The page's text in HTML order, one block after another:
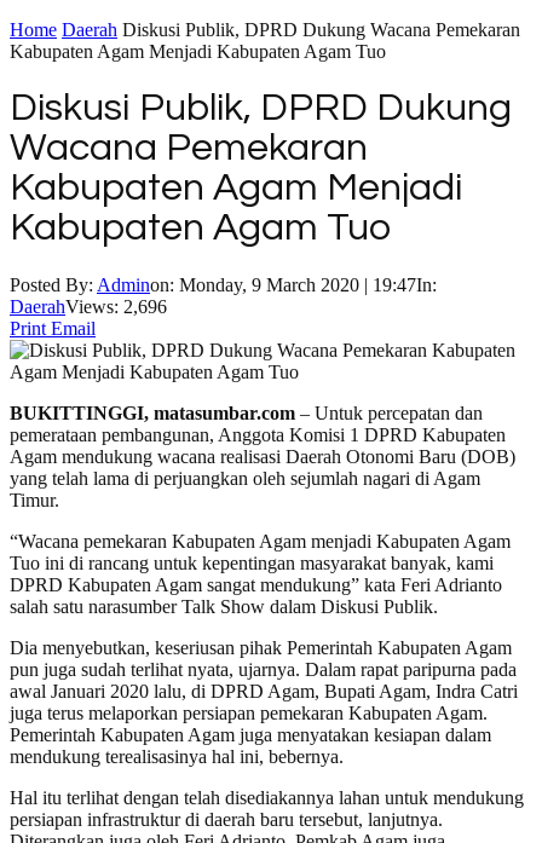
Home Daerah Diskusi Publik, DPRD Dukung Wacana Pemekaran
Kabupaten Agam Menjadi Kabupaten Agam Tuo
Diskusi Publik, DPRD Dukung
Wacana Pemekaran
Kabupaten Agam Menjadi
Kabupaten Agam Tuo
Posted By: Adminon: Monday, 9 March 2020 | 19:47In:
DaerahViews: 2,696
Print Email
BUKITTINGGI, matasumbar.com – Untuk percepatan dan
pemerataan pembangunan, Anggota Komisi 1 DPRD Kabupaten
Agam mendukung wacana realisasi Daerah Otonomi Baru (DOB)
yang telah lama di perjuangkan oleh sejumlah nagari di Agam
Timur.
“Wacana pemekaran Kabupaten Agam menjadi Kabupaten Agam
Tuo ini di rancang untuk kepentingan masyarakat banyak, kami
DPRD Kabupaten Agam sangat mendukung” kata Feri Adrianto
salah satu narasumber Talk Show dalam Diskusi Publik.
Dia menyebutkan, keseriusan pihak Pemerintah Kabupaten Agam
pun juga sudah terlihat nyata, ujarnya. Dalam rapat paripurna pada
awal Januari 2020 lalu, di DPRD Agam, Bupati Agam, Indra Catri
juga terus melaporkan persiapan pemekaran Kabupaten Agam.
Pemerintah Kabupaten Agam juga menyatakan kesiapan dalam
mendukung terealisasinya hal ini, bebernya.
Hal itu terlihat dengan telah disediakannya lahan untuk mendukung
persiapan infrastruktur di daerah baru tersebut, lanjutnya.